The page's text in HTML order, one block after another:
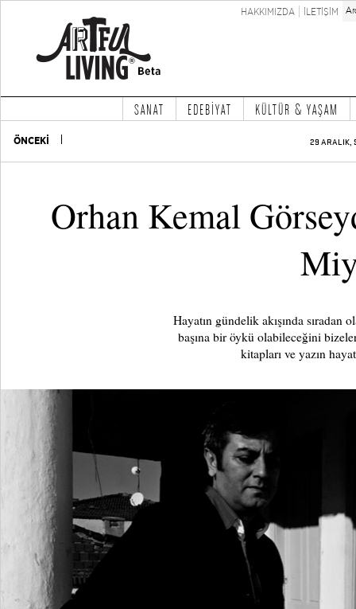
HAKKIMIZDA İLETİŞİM
SANAT EDEBİYAT KÜLTÜR & YAŞAM
ÖNCEKİ 29 ARALIK,
Orhan Kemal
Hayatın gündelik akışında sıradan
başına bir öykü olabileceğini
kitapları ve yazın